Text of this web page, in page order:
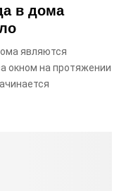
в дома
являются
окном на протяжении